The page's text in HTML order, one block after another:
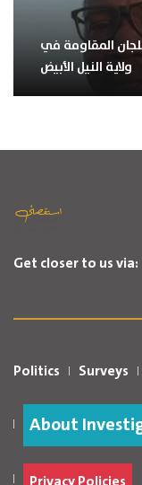
المقاومة في
ولاية النيل الأبيض
Get closer to us via:
Politics Surveys
About